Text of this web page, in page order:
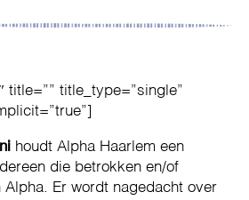
title=”” title_type=”single”
houdt Alpha Haarlem een
die betrokken en/of
Er wordt nagedacht over